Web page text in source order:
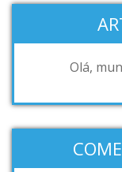
Olá,